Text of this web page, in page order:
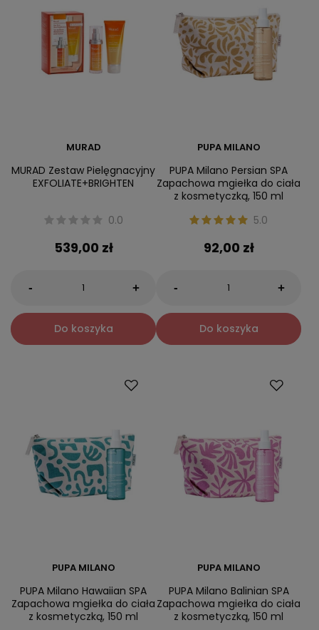
MURAD
MURAD Zestaw Pielęgnacyjny
EXFOLIATE+BRIGHTEN
0.0
539,00 zł
- +
Do koszyka
PUPA MILANO
PUPA Milano Persian SPA
Zapachowa mgiełka do ciała
z kosmetyczką, 150 ml
5.0
92,00 zł
- +
Do koszyka
PUPA MILANO
PUPA Milano Hawaiian SPA
Zapachowa mgiełka do ciała
z kosmetyczką, 150 ml
PUPA MILANO
PUPA Milano Balinian SPA
Zapachowa mgiełka do ciała
z kosmetyczką, 150 ml